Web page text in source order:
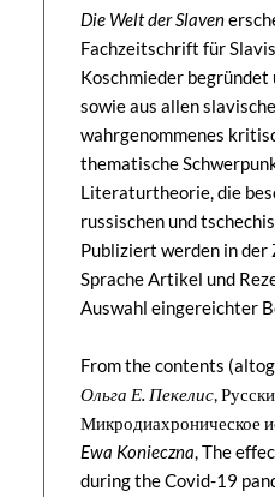
Die Welt der Slaven
Fachzeitschrift für
Koschmieder
sowie aus allen
wahrgenommenes
thematische
Literaturtheorie, die
russischen und
Publiziert werden in der
Sprache Artikel und
Auswahl eingereichter
From the contents
Ольга Е. Пекелис,
Микродиахроническое
Ewa Konieczna, The
during the Covid-19